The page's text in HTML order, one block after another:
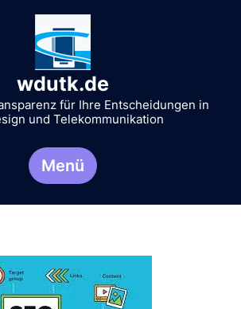
wdutk.de
für Ihre Entscheidungen in
und Telekommunikation
Menü